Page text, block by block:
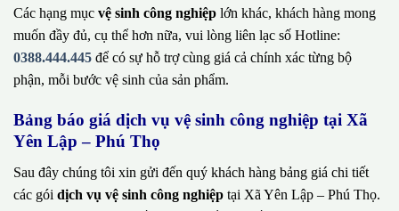
Các hạng mục vệ sinh công nghiệp lớn khác, khách hàng mong
muốn đầy đủ, cụ thể hơn nữa, vui lòng liên lạc số Hotline:
0388.444.445 để có sự hỗ trợ cùng giá cả chính xác từng bộ
phận, mỗi bước vệ sinh của sản phẩm.
Bảng báo giá dịch vụ vệ sinh công nghiệp tại Xã
Yên Lập – Phú Thọ
Sau đây chúng tôi xin gửi đến quý khách hàng bảng giá chi tiết
các gói dịch vụ vệ sinh công nghiệp tại Xã Yên Lập – Phú Thọ.